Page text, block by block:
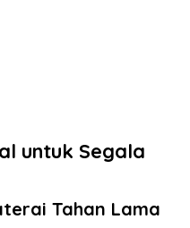
untuk Segala
Tahan Lama